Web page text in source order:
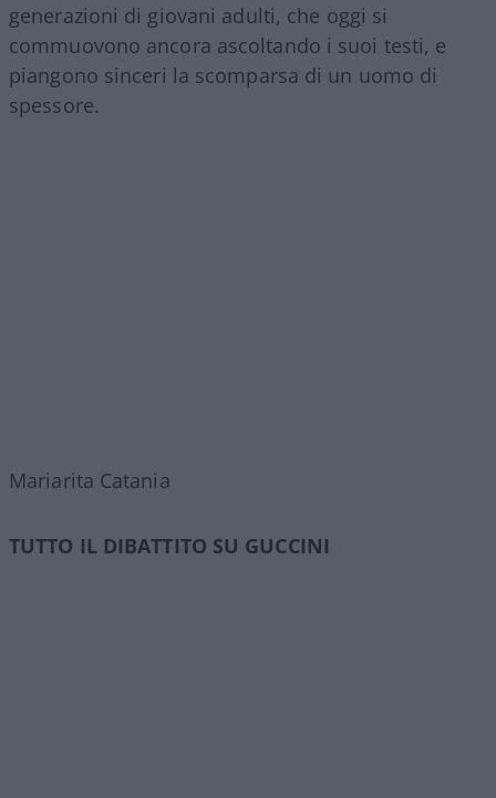
generazioni di giovani adulti, che oggi si
commuovono ancora ascoltando i suoi testi, e
piangono sinceri la scomparsa di un uomo di
spessore.
Mariarita Catania
TUTTO IL DIBATTITO SU GUCCINI